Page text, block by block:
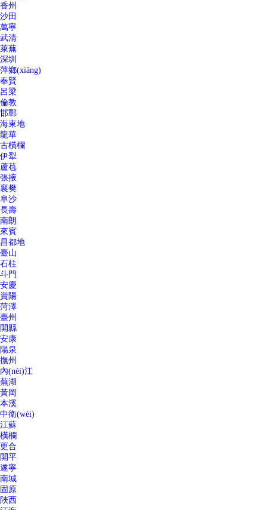
香州
沙田
萬寧
武清
萊蕪
深圳
萍鄉(xiāng)
奉賢
呂梁
倫教
邯鄲
海東地
龍華
古橫欄
伊犁
蘆苞
張掖
襄樊
阜沙
長壽
南朗
來賓
昌都地
臺山
石柱
斗門
安慶
資陽
菏澤
臺州
開縣
安康
陽泉
撫州
內(nèi)江
蕪湖
黃岡
本溪
中衛(wèi)
江蘇
橫欄
更合
開平
遂寧
南城
固原
陜西